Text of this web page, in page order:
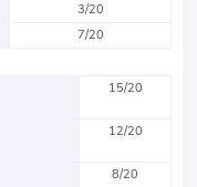
3/20
7/20
15/20
12/20
8/20